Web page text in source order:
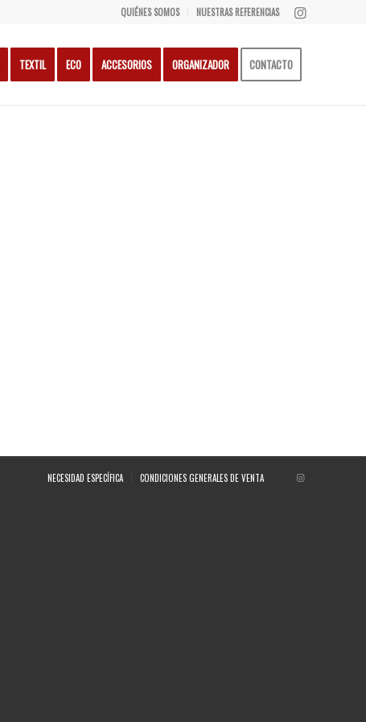
QUIÉNES SOMOS NUESTRAS REFERENCIAS
TEXTIL ECO ACCESORIOS ORGANIZADOR CONTACTO
NECESIDAD ESPECÍFICA CONDICIONES GENERALES DE VENTA